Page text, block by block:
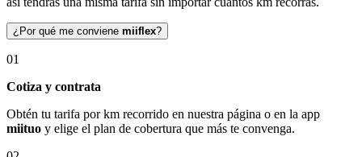
¿Por qué me conviene miiflex?
01
Cotiza y contrata
Obtén tu tarifa por km recorrido en nuestra página o en la app
miituo y elige el plan de cobertura que más te convenga.